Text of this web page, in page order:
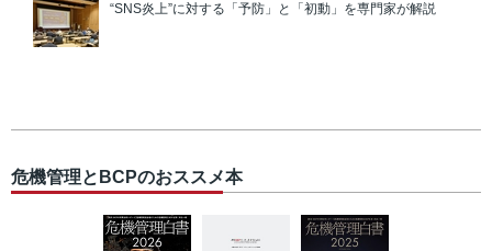
“SNS炎上”に対する「予防」と「初動」を専門家が解説
危機管理とBCPのおススメ本